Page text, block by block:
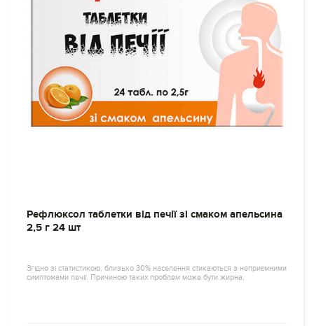
Рефлюксол таблетки від печії зі смаком апельсина
2,5 г 24 шт
Згідно зі статистикою, близько 30% населення стикаються з неприємними
симптомами печії. Причиною таких проблем може бути жирна,